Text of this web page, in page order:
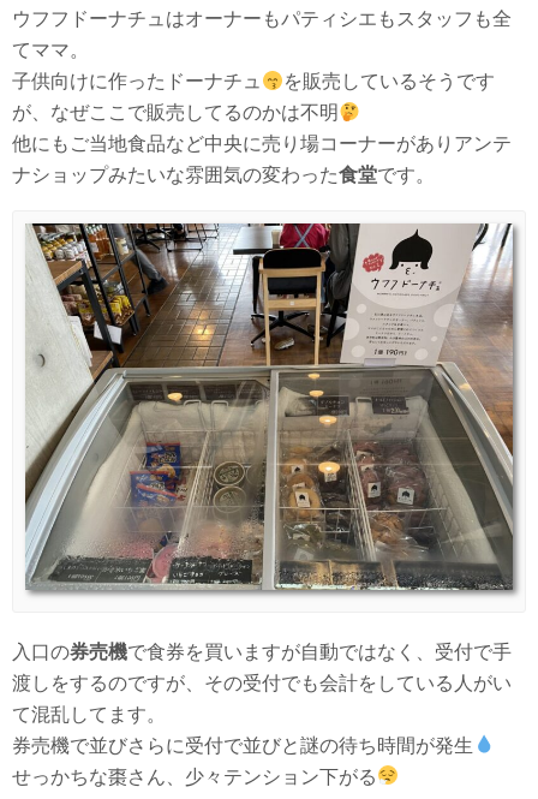
ウフフドーナチュはオーナーもパティシエもスタッフも全
てママ。
子供向けに作ったドーナチュ
を販売しているそうです
が、なぜここで販売してるのかは不明
他にもご当地食品など中央に売り場コーナーがありアンテ
ナショップみたいな雰囲気の変わった食堂です。
入口の券売機で食券を買いますが自動ではなく、受付で手
渡しをするのですが、その受付でも会計をしている人がい
て混乱してます。
券売機で並びさらに受付で並びと謎の待ち時間が発生
せっかちな棗さん、少々テンション下がる